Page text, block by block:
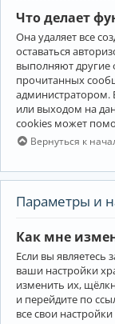
Что делает
Она удаляет все
оставаться
выполняют другие
прочитанных
администратором.
или выходом на
cookies может
Вернуться к
Параметры и
Как мне
Если вы являетесь
ваши настройки
изменить их,
и перейдите по
все свои